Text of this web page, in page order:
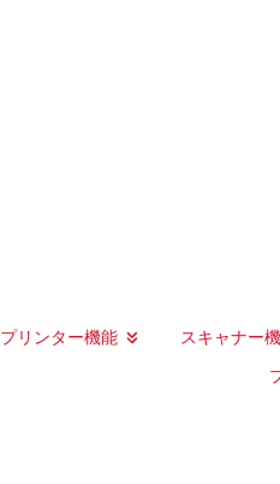
プリンター機能 スキャナー